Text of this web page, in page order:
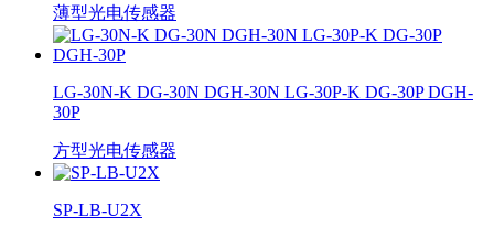
薄型光电传感器
LG-30N-K DG-30N DGH-30N LG-30P-K DG-30P DGH-
30P
方型光电传感器
SP-LB-U2X